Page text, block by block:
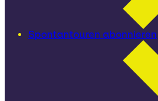
Spontantouren abonnieren